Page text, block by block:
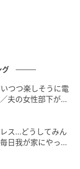
横のマッチ棒
ることで正解と
グ
つつ楽しそうに電
夫の女性部下が気
ス…どうしてみん
日我が家にやって